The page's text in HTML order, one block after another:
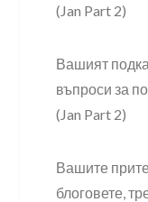
(Jan Part 2)
Вашият
въпроси за
(Jan Part 2)
Вашите
блоговете,